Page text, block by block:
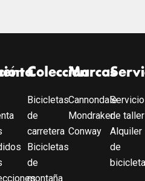
Colección
Bicicletas
de
carretera
Bicicletas
de
montaña
Marcas
Cannondale
Mondraker
Conway
Servicio
de taller
Alquiler
de